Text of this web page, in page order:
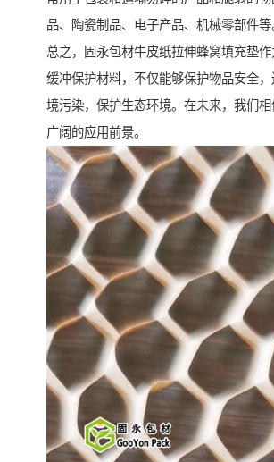
品、陶瓷制品、电子产品、机械零部件等
总之，固永包材牛皮纸拉伸蜂窝填充垫
缓冲保护材料，不仅能够保护物品安全
境污染，保护生态环境。在未来，我们
广阔的应用前景。